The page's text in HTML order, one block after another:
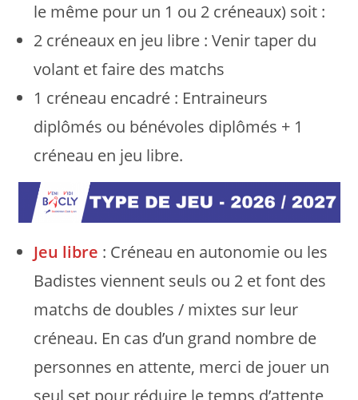
le même pour un 1 ou 2 créneaux) soit :
2 créneaux en jeu libre : Venir taper du
volant et faire des matchs
1 créneau encadré : Entraineurs
diplômés ou bénévoles diplômés + 1
créneau en jeu libre.
Jeu libre : Créneau en autonomie ou les
Badistes viennent seuls ou 2 et font des
matchs de doubles / mixtes sur leur
créneau. En cas d’un grand nombre de
personnes en attente, merci de jouer un